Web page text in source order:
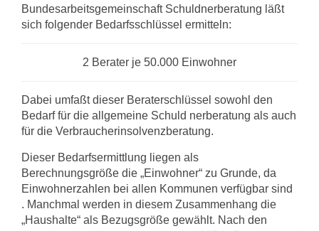
Bundesarbeitsgemeinschaft Schuldnerberatung läßt
sich folgender Bedarfsschlüssel ermitteln:
2 Berater je 50.000 Einwohner
Dabei umfaßt dieser Beraterschlüssel sowohl den
Bedarf für die allgemeine Schuld nerberatung als auch
für die Verbraucherinsolvenzberatung.
Dieser Bedarfsermittlung liegen als
Berechnungsgröße die „Einwohner“ zu Grunde, da
Einwohnerzahlen bei allen Kommunen verfügbar sind
. Manchmal werden in die­sem Zusammenhang die
„Haushalte“ als Bezugsgröße gewählt. Nach den